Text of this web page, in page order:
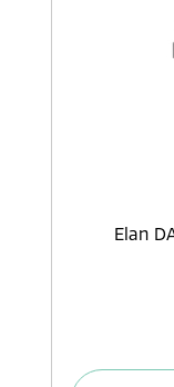
Elan